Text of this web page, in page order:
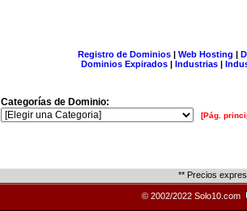
Registro de Dominios| Web Hosting |
Dominios Expirados | Industrias |
Categorías de Dominio:
[Pág.
** Precios
© 2002/2022 Solo10.com